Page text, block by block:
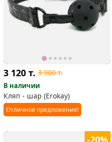
3 120т. 3 900т.
В наличии
Кляп - шар (Erokay)
Отличное предложение!
-20%